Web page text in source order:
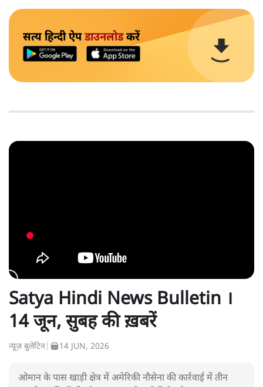
सत्य हिन्दी ऐपडाउनलोडकरें
Satya Hindi News Bulletin ।
14 जून, सुबह की ख़बरें
न्यूज़ बुलेटिन 14 JUN, 2026
ओमान के पास खाड़ी क्षेत्र में अमेरिकी नौसेना की कार्रवाई में तीन